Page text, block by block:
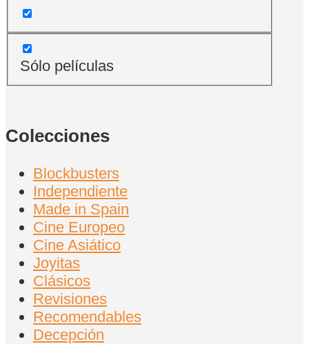
Sólo películas
Colecciones
Blockbusters
Independiente
Made in Spain
Cine Europeo
Cine Asiático
Joyitas
Clásicos
Revisiones
Recomendables
Decepción